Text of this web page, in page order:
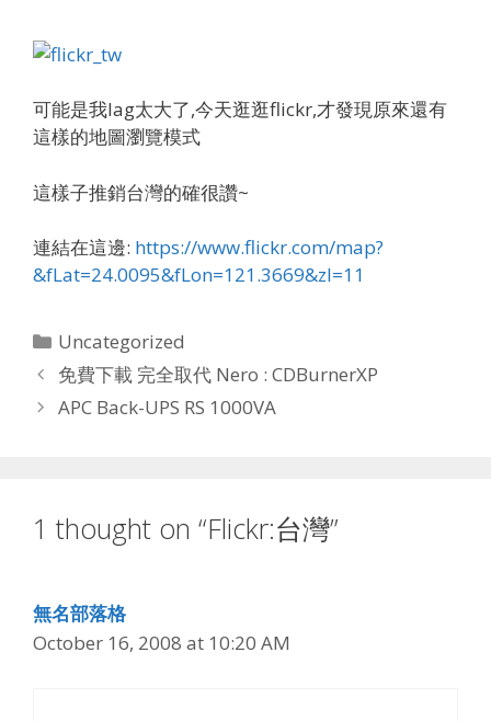
可能是我lag太大了,今天逛逛flickr,才發現原來還有
這樣的地圖瀏覽模式
這樣子推銷台灣的確很讚~
連結在這邊: https://www.flickr.com/map?
&fLat=24.0095&fLon=121.3669&zl=11
Categories
Uncategorized
免費下載 完全取代 Nero : CDBurnerXP
APC Back-UPS RS 1000VA
1 thought on “Flickr:台灣”
無名部落格
October 16, 2008 at 10:20 AM